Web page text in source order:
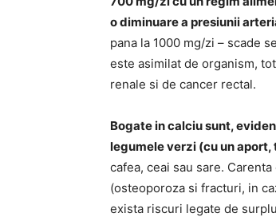
o diminuare a presiunii
pana la 1000 mg/zi – scade
este asimilat de organism,
renale si de cancer rectal.
Bogate in calciu sunt,
legumele verzi (cu un aport,
cafea, ceai sau sare.
(osteoporoza si fracturi, in
exista riscuri legate de